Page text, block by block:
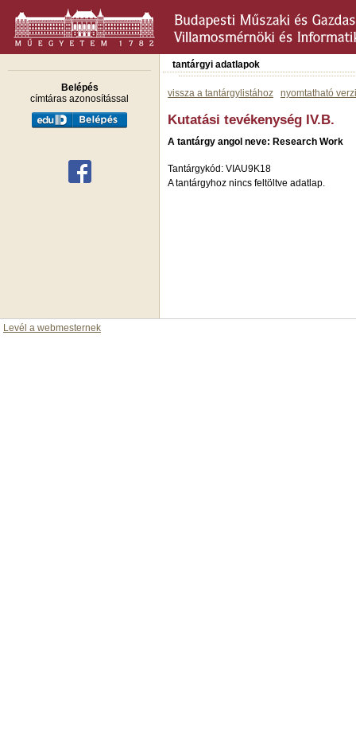
Belépés
címtáras azonosítással
tantárgyi adatlapok
vissza a tantárgylistához nyomtatható
Kutatási tevékenység IV.B.
A tantárgy angol neve: Research Work
Tantárgykód: VIAU9K18
A tantárgyhoz nincs feltöltve adatlap.
Levél a webmesternek